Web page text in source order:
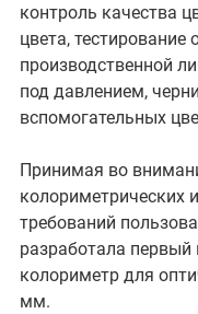
контроль качества
цвета, тестирование
производственной
под давлением,
вспомогательных
Принимая во
колориметрических
требований
разработала первый
колориметр для
мм.